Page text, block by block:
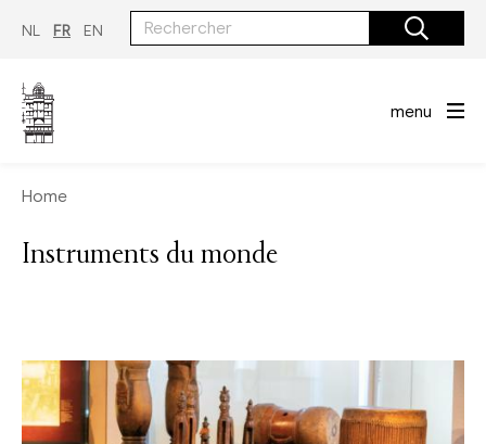
NL FR EN
menu
Home
Instruments du monde